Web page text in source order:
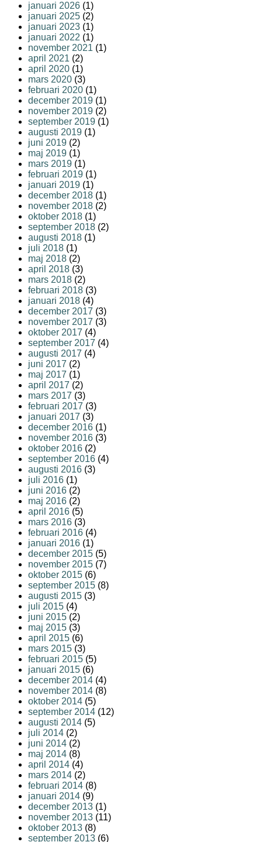
januari 2026 (1)
januari 2025 (2)
januari 2023 (1)
januari 2022 (1)
november 2021 (1)
april 2021 (2)
april 2020 (1)
mars 2020 (3)
februari 2020 (1)
december 2019 (1)
november 2019 (2)
september 2019 (1)
augusti 2019 (1)
juni 2019 (2)
maj 2019 (1)
mars 2019 (1)
februari 2019 (1)
januari 2019 (1)
december 2018 (1)
november 2018 (2)
oktober 2018 (1)
september 2018 (2)
augusti 2018 (1)
juli 2018 (1)
maj 2018 (2)
april 2018 (3)
mars 2018 (2)
februari 2018 (3)
januari 2018 (4)
december 2017 (3)
november 2017 (3)
oktober 2017 (4)
september 2017 (4)
augusti 2017 (4)
juni 2017 (2)
maj 2017 (1)
april 2017 (2)
mars 2017 (3)
februari 2017 (3)
januari 2017 (3)
december 2016 (1)
november 2016 (3)
oktober 2016 (2)
september 2016 (4)
augusti 2016 (3)
juli 2016 (1)
juni 2016 (2)
maj 2016 (2)
april 2016 (5)
mars 2016 (3)
februari 2016 (4)
januari 2016 (1)
december 2015 (5)
november 2015 (7)
oktober 2015 (6)
september 2015 (8)
augusti 2015 (3)
juli 2015 (4)
juni 2015 (2)
maj 2015 (3)
april 2015 (6)
mars 2015 (3)
februari 2015 (5)
januari 2015 (6)
december 2014 (4)
november 2014 (8)
oktober 2014 (5)
september 2014 (12)
augusti 2014 (5)
juli 2014 (2)
juni 2014 (2)
maj 2014 (8)
april 2014 (4)
mars 2014 (2)
februari 2014 (8)
januari 2014 (9)
december 2013 (1)
november 2013 (11)
oktober 2013 (8)
september 2013 (6)